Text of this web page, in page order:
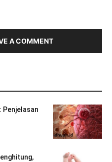
A COMMENT
Penjelasan